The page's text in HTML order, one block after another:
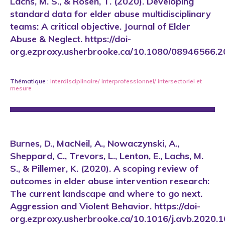
standard data for elder abuse multidisciplinary
teams: A critical objective. Journal of Elder
Abuse & Neglect. https://doi-
org.ezproxy.usherbrooke.ca/10.1080/
Thématique : Interdisciplinaire/ interprofessionnel/ intersectoriel et
mesure
Burnes, D., MacNeil, A., Nowaczynski, A.,
Sheppard, C., Trevors, L., Lenton, E., Lachs, M.
S., & Pillemer, K. (2020). A scoping review of
outcomes in elder abuse intervention research:
The current landscape and where to go next.
Aggression and Violent Behavior. https://doi-
org.ezproxy.usherbrooke.ca/10.1016/